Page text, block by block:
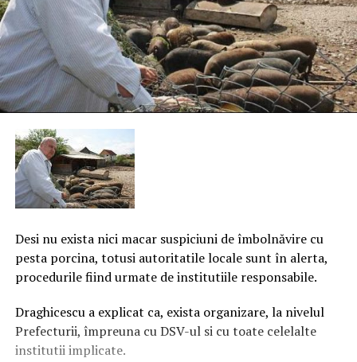
Desi nu exista nici macar suspiciuni de îmbolnăvire cu
pesta porcina, totusi autoritatile locale sunt în alerta,
procedurile fiind urmate de institutiile responsabile.
Draghicescu a explicat ca, exista organizare, la nivelul
Prefecturii, împreuna cu DSV-ul si cu toate celelalte
institutii implicate.